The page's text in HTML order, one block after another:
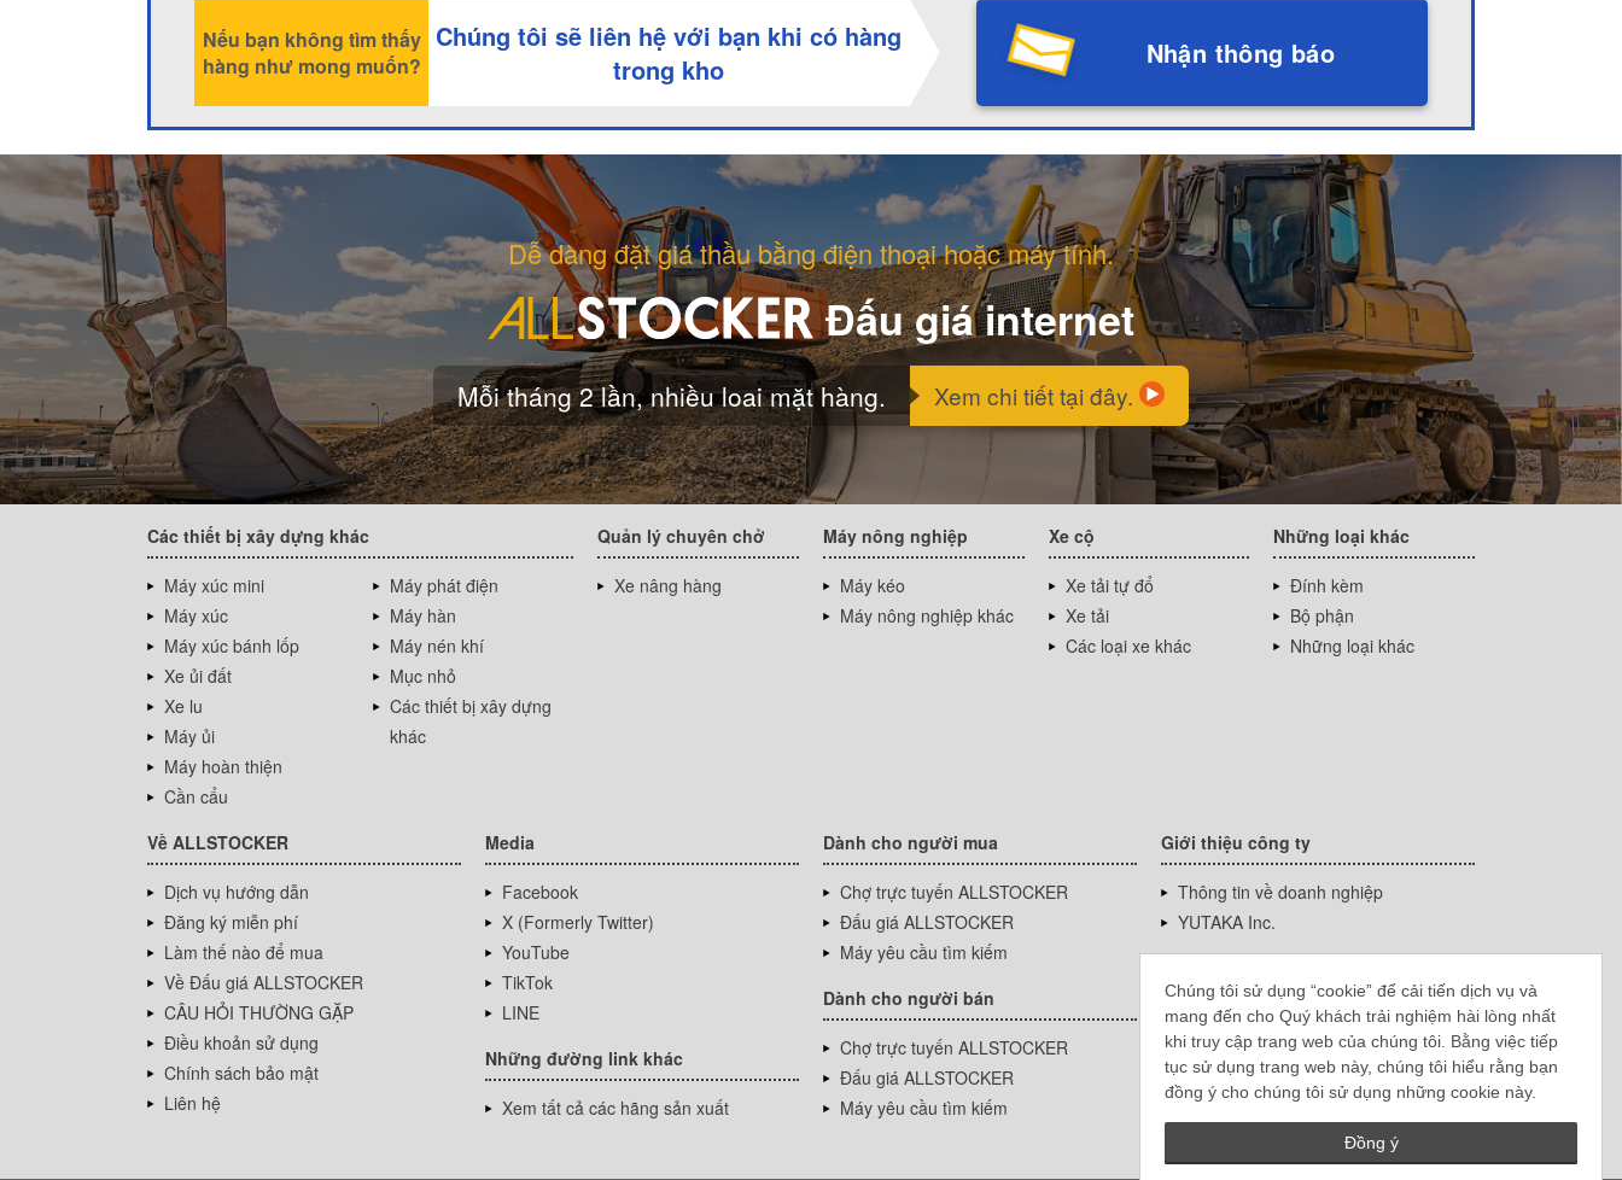
Chúng tôi sử dụng “cookie” để cải tiến dịch vụ và
mang đến cho Quý khách trải nghiệm hài lòng nhất
khi truy cập trang web của chúng tôi. Bằng việc tiếp
tục sử dụng trang web này, chúng tôi hiểu rằng bạn
đồng ý cho chúng tôi sử dụng những cookie này.
Đồng ý
Nếu bạn không tìm thấy
hàng như mong muốn?
Chúng tôi sẽ liên hệ với bạn khi có hàng
trong kho
Nhận thông báo
Dễ dàng đặt giá thầu bằng điện thoại hoặc máy tính.
Đấu giá internet
Mỗi tháng 2 lần, nhiều loai mặt hàng. Xem chi tiết tại đây.
Các thiết bị xây dựng khác
Máy xúc mini
Máy xúc
Máy xúc bánh lốp
Xe ủi đất
Xe lu
Máy ủi
Máy hoàn thiện
Cần cẩu
Máy phát điện
Máy hàn
Máy nén khí
Mục nhỏ
Các thiết bị xây dựng
khác
Quản lý chuyên chở
Xe nâng hàng
Máy nông nghiệp
Máy kéo
Máy nông nghiệp khác
Xe cộ
Xe tải tự đổ
Xe tải
Các loại xe khác
Những loại khác
Đính kèm
Bộ phận
Những loại khác
Về ALLSTOCKER
Dịch vụ hướng dẫn
Đăng ký miễn phí
Làm thế nào để mua
Về Đấu giá ALLSTOCKER
CÂU HỎI THƯỜNG GẶP
Điều khoản sử dụng
Chính sách bảo mật
Liên hệ
Media
Facebook
X (Formerly Twitter)
YouTube
TikTok
LINE
Những đường link khác
Xem tất cả các hãng sản xuất
Dành cho người mua
Chợ trực tuyến ALLSTOCKER
Đấu giá ALLSTOCKER
Máy yêu cầu tìm kiếm
Dành cho người bán
Chợ trực tuyến ALLSTOCKER
Đấu giá ALLSTOCKER
Máy yêu cầu tìm kiếm
Giới thiệu công ty
Thông tin về doanh nghiệp
YUTAKA Inc.